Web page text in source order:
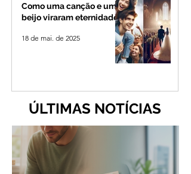
Como uma canção e um
beijo viraram eternidade
18 de mai. de 2025
ÚLTIMAS NOTÍCIAS